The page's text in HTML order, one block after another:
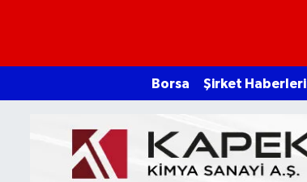
Borsa Şirket Haberleri
Ekonomi
Emtia